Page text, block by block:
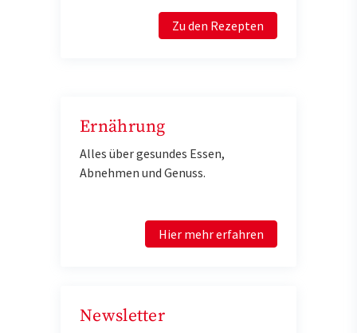
Zu den Rezepten
Ernährung
Alles über gesundes Essen,
Abnehmen und Genuss.
Hier mehr erfahren
Newsletter